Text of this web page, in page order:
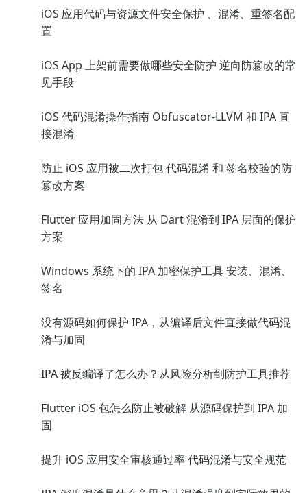
iOS 应用代码与资源文件安全保护 、混淆、重签名配
置
iOS App 上架前需要做哪些安全防护 逆向防篡改的常
见手段
iOS 代码混淆操作指南 Obfuscator-LLVM 和 IPA 直
接混淆
防止 iOS 应用被二次打包 代码混淆 和 签名校验的防
篡改方案
Flutter 应用加固方法 从 Dart 混淆到 IPA 层面的保护
方案
Windows 系统下的 IPA 加密保护工具 安装、混淆、
签名
没有源码如何保护 IPA，从编译后文件直接做代码混
淆与加固
IPA 被反编译了怎么办？从风险分析到防护工具推荐
Flutter iOS 包怎么防止被破解 从源码保护到 IPA 加
固
提升 iOS 应用安全审核通过率 代码混淆与安全规范